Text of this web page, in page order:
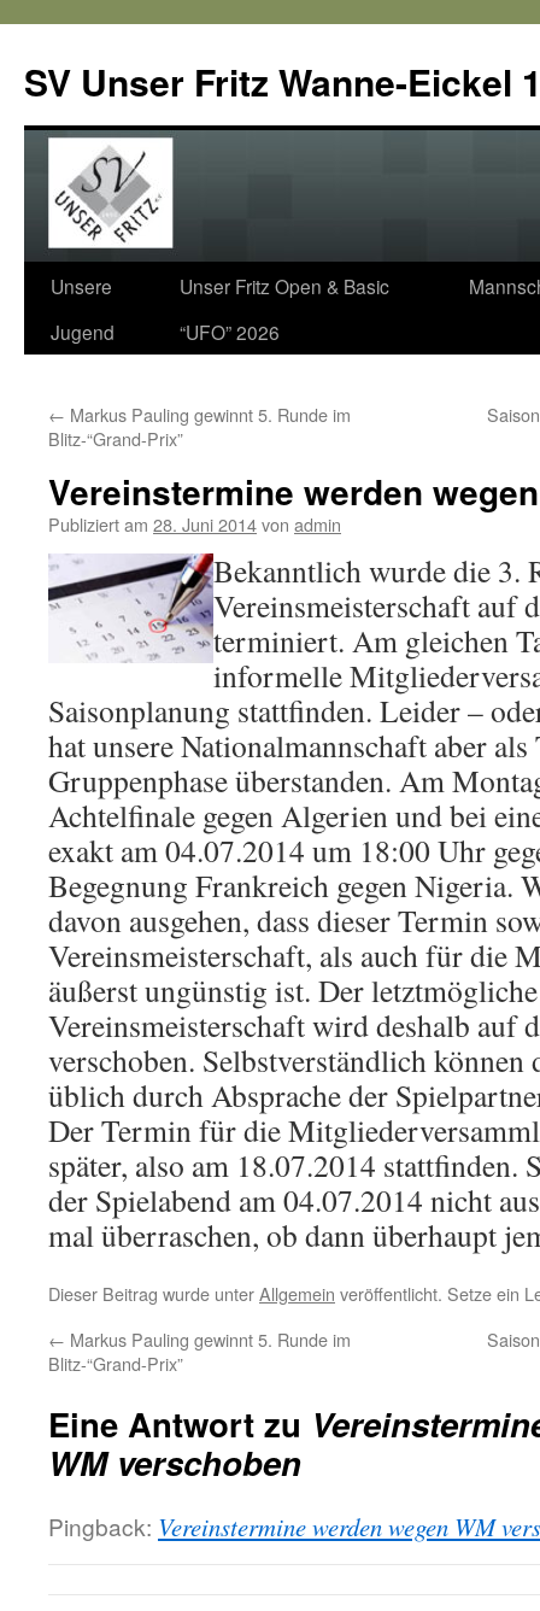
SV Unser Fritz Wanne-Eickel
Zum
Inhalt
Unsere
Jugend
Unser Fritz Open & Basic
“UFO” 2026
← Markus Pauling gewinnt 5. Runde im
Blitz-“Grand-Prix”
Vereinstermine werden
Publiziert am 28. Juni 2014von admin
Bekanntlich wurde die 3.
Vereinsmeisterschaft auf
terminiert. Am gleichen
informelle
Saisonplanung stattfinden. Leider –
hat unsere Nationalmannschaft aber
Gruppenphase überstanden. Am
Achtelfinale gegen Algerien und bei
exakt am 04.07.2014 um 18:00 Uhr
Begegnung Frankreich gegen Nigeria.
davon ausgehen, dass dieser Termin
Vereinsmeisterschaft, als auch für die
äußerst ungünstig ist. Der
Vereinsmeisterschaft wird deshalb auf
verschoben. Selbstverständlich können
üblich durch Absprache der
Der Termin für die
später, also am 18.07.2014 stattfinden.
der Spielabend am 04.07.2014 nicht
mal überraschen, ob dann überhaupt
Dieser Beitrag wurde unterAllgemein veröffentlicht. Setze ein
← Markus Pauling gewinnt 5. Runde im
Blitz-“Grand-Prix”
Eine Antwort zu
WM verschoben
Pingback: Vereinstermine werden wegen WM